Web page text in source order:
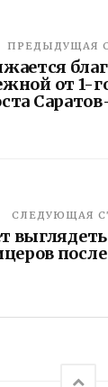
ПРЕДЫДУЩАЯ
от 1-
СЛЕДУЮЩАЯ
после